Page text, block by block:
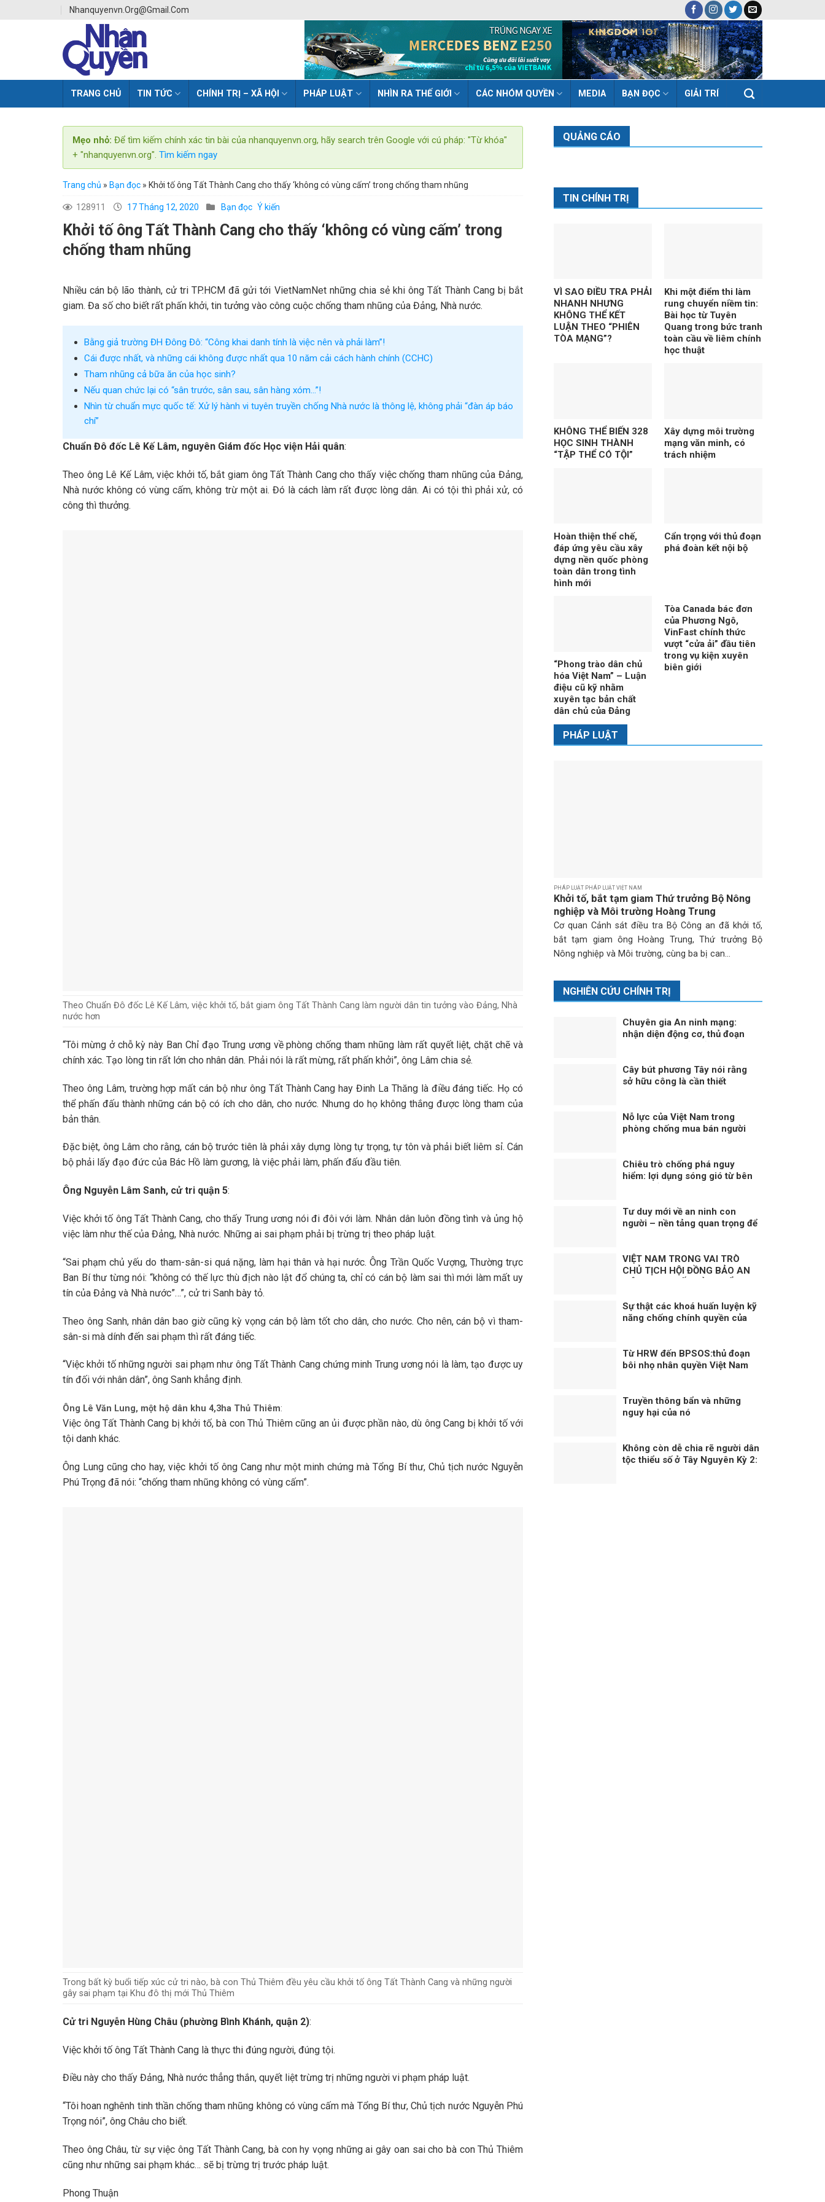
Nhanquyenvn.org@gmail.com
TRANG CHỦ TIN TỨC CHÍNH TRỊ – XÃ HỘI PHÁP LUẬT NHÌN RA THẾ GIỚI CÁC NHÓM QUYỀN MEDIA BẠN ĐỌC GIẢI TRÍ
Mẹo nhỏ: Để tìm kiếm chính xác tin bài của nhanquyenvn.org, hãy search trên Google với cú pháp: "Từ khóa"
+ "nhanquyenvn.org". Tìm kiếm ngay
Trang chủ » Bạn đọc » Khởi tố ông Tất Thành Cang cho thấy ‘không có vùng cấm’ trong chống tham nhũng
128911 17 Tháng 12, 2020 Bạn đọc Ý kiến
Khởi tố ông Tất Thành Cang cho thấy ‘không có vùng cấm’ trong
chống tham nhũng
Nhiều cán bộ lão thành, cử tri TP.HCM đã gửi tới VietNamNet những chia sẻ khi ông Tất Thành Cang bị bắt
giam. Đa số cho biết rất phấn khởi, tin tưởng vào công cuộc chống tham nhũng của Đảng, Nhà nước.
Bằng giả trường ĐH Đông Đô: “Công khai danh tính là việc nên và phải làm”!
Cái được nhất, và những cái không được nhất qua 10 năm cải cách hành chính (CCHC)
Tham nhũng cả bữa ăn của học sinh?
Nếu quan chức lại có “sân trước, sân sau, sân hàng xóm…”!
Nhìn từ chuẩn mực quốc tế: Xử lý hành vi tuyên truyền chống Nhà nước là thông lệ, không phải “đàn áp báo
chí”
Chuẩn Đô đốc Lê Kế Lâm, nguyên Giám đốc Học viện Hải quân:
Theo ông Lê Kế Lâm, việc khởi tố, bắt giam ông Tất Thành Cang cho thấy việc chống tham nhũng của Đảng,
Nhà nước không có vùng cấm, không trừ một ai. Đó là cách làm rất được lòng dân. Ai có tội thì phải xử, có
công thì thưởng.
Theo Chuẩn Đô đốc Lê Kế Lâm, việc khởi tố, bắt giam ông Tất Thành Cang làm người dân tin tưởng vào Đảng, Nhà
nước hơn
“Tôi mừng ở chỗ kỳ này Ban Chỉ đạo Trung ương về phòng chống tham nhũng làm rất quyết liệt, chặt chẽ và
chính xác. Tạo lòng tin rất lớn cho nhân dân. Phải nói là rất mừng, rất phấn khởi”, ông Lâm chia sẻ.
Theo ông Lâm, trường hợp mất cán bộ như ông Tất Thành Cang hay Đinh La Thăng là điều đáng tiếc. Họ có
thể phấn đấu thành những cán bộ có ích cho dân, cho nước. Nhưng do họ không thắng được lòng tham của
bản thân.
Đặc biệt, ông Lâm cho rằng, cán bộ trước tiên là phải xây dựng lòng tự trọng, tự tôn và phải biết liêm sỉ. Cán
bộ phải lấy đạo đức của Bác Hồ làm gương, là việc phải làm, phấn đấu đầu tiên.
Ông Nguyễn Lâm Sanh, cử tri quận 5:
Việc khởi tố ông Tất Thành Cang, cho thấy Trung ương nói đi đôi với làm. Nhân dân luôn đồng tình và ủng hộ
việc làm như thế của Đảng, Nhà nước. Những ai sai phạm phải bị trừng trị theo pháp luật.
“Sai phạm chủ yếu do tham-sân-si quá nặng, làm hại thân và hại nước. Ông Trần Quốc Vượng, Thường trực
Ban Bí thư từng nói: “không có thế lực thù địch nào lật đổ chúng ta, chỉ có cán bộ làm sai thì mới làm mất uy
tín của Đảng và Nhà nước”…”, cử tri Sanh bày tỏ.
Theo ông Sanh, nhân dân bao giờ cũng kỳ vọng cán bộ làm tốt cho dân, cho nước. Cho nên, cán bộ vì tham-
sân-si mà dính đến sai phạm thì rất đáng tiếc.
“Việc khởi tố những người sai phạm như ông Tất Thành Cang chứng minh Trung ương nói là làm, tạo được uy
tín đối với nhân dân”, ông Sanh khẳng định.
Ông Lê Văn Lung, một hộ dân khu 4,3ha Thủ Thiêm:
Việc ông Tất Thành Cang bị khởi tố, bà con Thủ Thiêm cũng an ủi được phần nào, dù ông Cang bị khởi tố với
tội danh khác.
Ông Lung cũng cho hay, việc khởi tố ông Cang như một minh chứng mà Tổng Bí thư, Chủ tịch nước Nguyễn
Phú Trọng đã nói: “chống tham nhũng không có vùng cấm”.
Trong bất kỳ buổi tiếp xúc cử tri nào, bà con Thủ Thiêm đều yêu cầu khởi tố ông Tất Thành Cang và những người
gây sai phạm tại Khu đô thị mới Thủ Thiêm
Cử tri Nguyễn Hùng Châu (phường Bình Khánh, quận 2):
Việc khởi tố ông Tất Thành Cang là thực thi đúng người, đúng tội.
Điều này cho thấy Đảng, Nhà nước thẳng thắn, quyết liệt trừng trị những người vi phạm pháp luật.
“Tôi hoan nghênh tinh thần chống tham nhũng không có vùng cấm mà Tổng Bí thư, Chủ tịch nước Nguyễn Phú
Trọng nói”, ông Châu cho biết.
Theo ông Châu, từ sự việc ông Tất Thành Cang, bà con hy vọng những ai gây oan sai cho bà con Thủ Thiêm
cũng như những sai phạm khác… sẽ bị trừng trị trước pháp luật.
Phong Thuận
QUẢNG CÁO
TIN CHÍNH TRỊ
VÌ SAO ĐIỀU TRA PHẢI
NHANH NHƯNG
KHÔNG THỂ KẾT
LUẬN THEO “PHIÊN
TÒA MẠNG”?
Khi một điểm thi làm
rung chuyển niềm tin:
Bài học từ Tuyên
Quang trong bức tranh
toàn cầu về liêm chính
học thuật
KHÔNG THỂ BIẾN 328
HỌC SINH THÀNH
“TẬP THỂ CÓ TỘI”
Xây dựng môi trường
mạng văn minh, có
trách nhiệm
Hoàn thiện thể chế,
đáp ứng yêu cầu xây
dựng nền quốc phòng
toàn dân trong tình
hình mới
Cẩn trọng với thủ đoạn
phá đoàn kết nội bộ
“Phong trào dân chủ
hóa Việt Nam” – Luận
điệu cũ kỹ nhằm
xuyên tạc bản chất
dân chủ của Đảng
Tòa Canada bác đơn
của Phương Ngô,
VinFast chính thức
vượt “cửa ải” đầu tiên
trong vụ kiện xuyên
biên giới
PHÁP LUẬT
PHÁP LUẬT PHÁP LUẬT VIỆT NAM
Khởi tố, bắt tạm giam Thứ trưởng Bộ Nông
nghiệp và Môi trường Hoàng Trung
Cơ quan Cảnh sát điều tra Bộ Công an đã khởi tố,
bắt tạm giam ông Hoàng Trung, Thứ trưởng Bộ
Nông nghiệp và Môi trường, cùng ba bị can...
NGHIÊN CỨU CHÍNH TRỊ
Chuyên gia An ninh mạng:
nhận diện động cơ, thủ đoạn
Cây bút phương Tây nói rằng
sở hữu công là cần thiết
Nỗ lực của Việt Nam trong
phòng chống mua bán người
Chiêu trò chống phá nguy
hiểm: lợi dụng sóng gió từ bên
Tư duy mới về an ninh con
người – nền tảng quan trọng để
Lấy con người là trung tâm
VIỆT NAM TRONG VAI TRÒ
CHỦ TỊCH HỘI ĐỒNG BẢO AN
NAM
Sự thật các khoá huấn luyện kỹ
năng chống chính quyền của
gia!
Từ HRW đến BPSOS:thủ đoạn
bôi nhọ nhân quyền Việt Nam
Truyền thông bẩn và những
nguy hại của nó
Không còn dễ chia rẽ người dân
tộc thiểu số ở Tây Nguyên Kỳ 2: